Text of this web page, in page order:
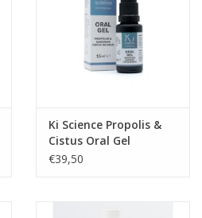
Ki Science Propolis &
Cistus Oral Gel
€39,50